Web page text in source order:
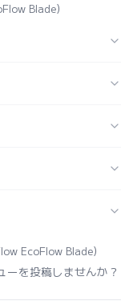
Blade）
EcoFlow Blade）
ーを投稿しませんか？